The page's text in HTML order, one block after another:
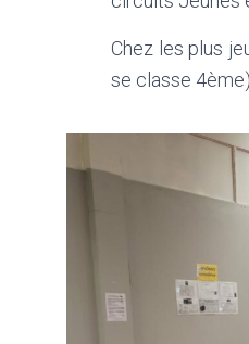
Chez les plus
se classe